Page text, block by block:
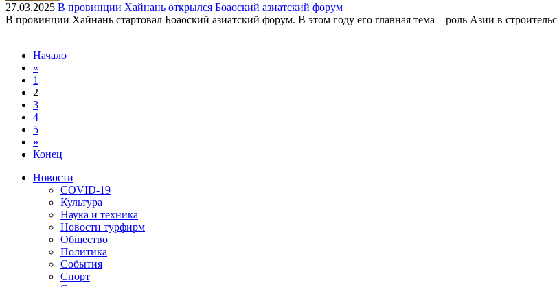
27.03.2025 В провинции Хайнань открылся Боаоский азиатский форум
В провинции Хайнань стартовал Боаоский азиатский форум. В этом году его главная тема – роль Азии в
Начало
«
1
2
3
4
5
»
Конец
Новости
COVID-19
Культура
Наука и техника
Новости турфирм
Общество
Политика
События
Спорт